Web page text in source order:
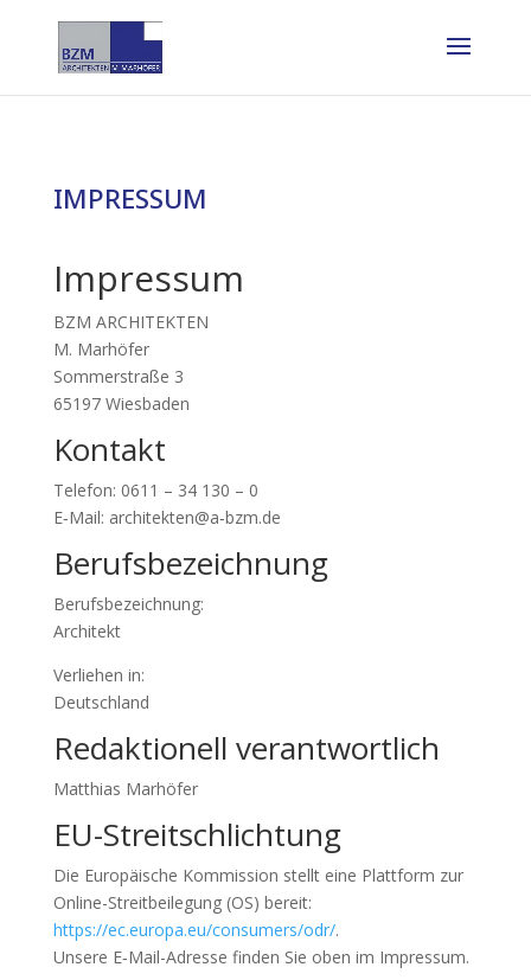
IMPRESSUM
Impressum
BZM ARCHITEKTEN
M. Marhö­fer
Sommer­straße 3
65197 Wies­ba­den
Kontakt
Tele­fon: 0611 – 34 130 – 0
E‑Mail: architekten@a‑bzm.de
Berufsbezeichnung
Berufs­be­zeich­nung:
Archi­tekt
Verlie­hen in:
Deutsch­land
Redaktionell verantwortlich
Matthias Marhö­fer
EU-Streitschlichtung
Die Euro­päi­sche Kommis­sion stellt eine Platt­form zur
Online-Streit­bei­le­gung (OS) bereit:
https://ec.europa.eu/consumers/odr/.
Unsere E‑Mail-Adresse finden Sie oben im Impres­sum.